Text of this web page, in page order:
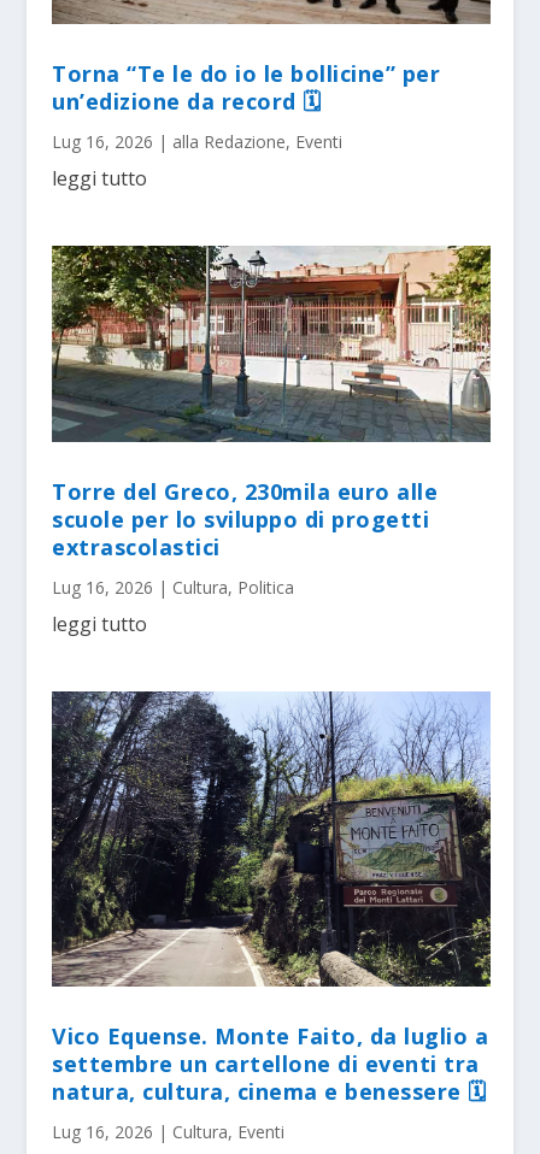
Torna “Te le do io le bollicine” per
un’edizione da record 🗓
Lug 16, 2026 | alla Redazione, Eventi
leggi tutto
Torre del Greco, 230mila euro alle
scuole per lo sviluppo di progetti
extrascolastici
Lug 16, 2026 | Cultura, Politica
leggi tutto
Vico Equense. Monte Faito, da luglio a
settembre un cartellone di eventi tra
natura, cultura, cinema e benessere 🗓
Lug 16, 2026 | Cultura, Eventi